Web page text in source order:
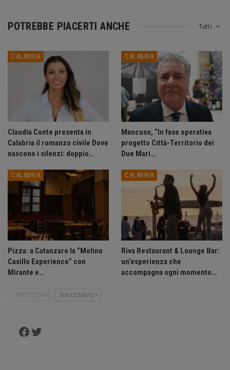
Tutti
POTREBBE PIACERTI ANCHE
CALABRIA
Claudia Conte presenta in
Calabria il romanzo civile Dove
nascono i silenzi: doppio…
CALABRIA
Mancuso, “In fase operativa
progetto Città-Territorio dei
Due Mari…
CALABRIA
Pizza: a Catanzaro la “Molino
Casillo Experience” con
Mirante e…
CALABRIA
Riva Restaurant & Lounge Bar:
un’esperienza che
accompagna ogni momento…
PRECEDENTE SUCCESSIVO
Facebook
Twitter